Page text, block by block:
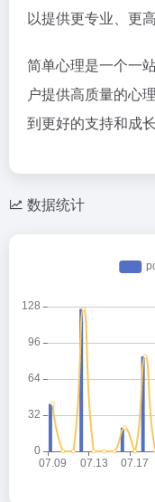
以提供更专业、更
简单心理是一个一
户提供高质量的心
到更好的支持和成长
数据统计